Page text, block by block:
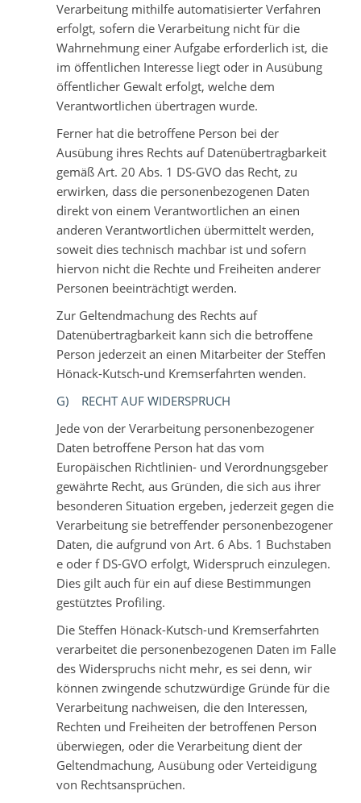
Verarbeitung mithilfe automatisierter Verfahren
erfolgt, sofern die Verarbeitung nicht für die
Wahrnehmung einer Aufgabe erforderlich ist, die
im öffentlichen Interesse liegt oder in Ausübung
öffentlicher Gewalt erfolgt, welche dem
Verantwortlichen übertragen wurde.
Ferner hat die betroffene Person bei der
Ausübung ihres Rechts auf Datenübertragbarkeit
gemäß Art. 20 Abs. 1 DS-GVO das Recht, zu
erwirken, dass die personenbezogenen Daten
direkt von einem Verantwortlichen an einen
anderen Verantwortlichen übermittelt werden,
soweit dies technisch machbar ist und sofern
hiervon nicht die Rechte und Freiheiten anderer
Personen beeinträchtigt werden.
Zur Geltendmachung des Rechts auf
Datenübertragbarkeit kann sich die betroffene
Person jederzeit an einen Mitarbeiter der Steffen
Hönack-Kutsch-und Kremserfahrten wenden.
G) RECHT AUF WIDERSPRUCH
Jede von der Verarbeitung personenbezogener
Daten betroffene Person hat das vom
Europäischen Richtlinien- und Verordnungsgeber
gewährte Recht, aus Gründen, die sich aus ihrer
besonderen Situation ergeben, jederzeit gegen die
Verarbeitung sie betreffender personenbezogener
Daten, die aufgrund von Art. 6 Abs. 1 Buchstaben
e oder f DS-GVO erfolgt, Widerspruch einzulegen.
Dies gilt auch für ein auf diese Bestimmungen
gestütztes Profiling.
Die Steffen Hönack-Kutsch-und Kremserfahrten
verarbeitet die personenbezogenen Daten im Falle
des Widerspruchs nicht mehr, es sei denn, wir
können zwingende schutzwürdige Gründe für die
Verarbeitung nachweisen, die den Interessen,
Rechten und Freiheiten der betroffenen Person
überwiegen, oder die Verarbeitung dient der
Geltendmachung, Ausübung oder Verteidigung
von Rechtsansprüchen.